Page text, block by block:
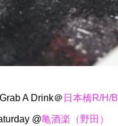
A Drink＠ 日本橋R/H/B
@亀酒楽（野田）